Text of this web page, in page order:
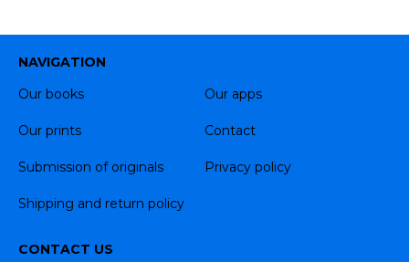
NAVIGATION
Our books
Our apps
Our prints Contact
Submission of originals Privacy policy
Shipping and return policy
CONTACT US